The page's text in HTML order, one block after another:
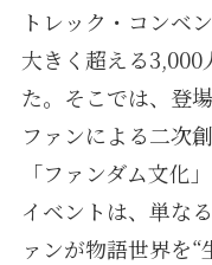
トレック・コンベ
大きく超える3,000
た。そこでは、登
ファンによる二次
「ファンダム文化
イベントは、単な
ァンが物語世界を